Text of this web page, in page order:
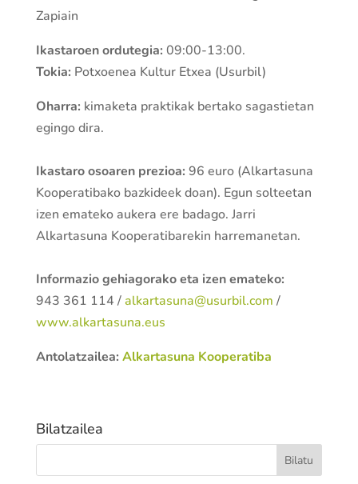
Zapiain
Ikastaroen ordutegia: 09:00-13:00.
Tokia: Potxoenea Kultur Etxea (Usurbil)
Oharra: kimaketa praktikak bertako sagastietan
egingo dira.
Ikastaro osoaren prezioa: 96 euro (Alkartasuna
Kooperatibako bazkideek doan). Egun solteetan
izen emateko aukera ere badago. Jarri
Alkartasuna Kooperatibarekin harremanetan.
Informazio gehiagorako eta izen emateko:
943 361 114 /alkartasuna@usurbil.com /
www.alkartasuna.eus
Antolatzailea: Alkartasuna Kooperatiba
Bilatzailea